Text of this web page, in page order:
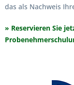
das als Nachweis
» Reservieren Sie